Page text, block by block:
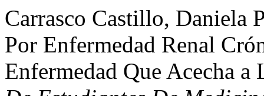
Carrasco Castillo, Daniela
Por Enfermedad Renal
Enfermedad Que Acecha